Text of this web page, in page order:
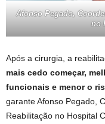
Afonso Pegado,
no
Após a cirurgia, a
mais cedo começar,
funcionais e menor o
garante Afonso Pegado,
Reabilitação no Hospital